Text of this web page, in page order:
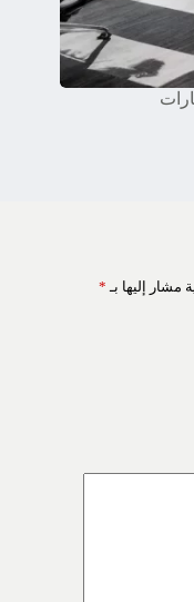
مشار إليها بـ *